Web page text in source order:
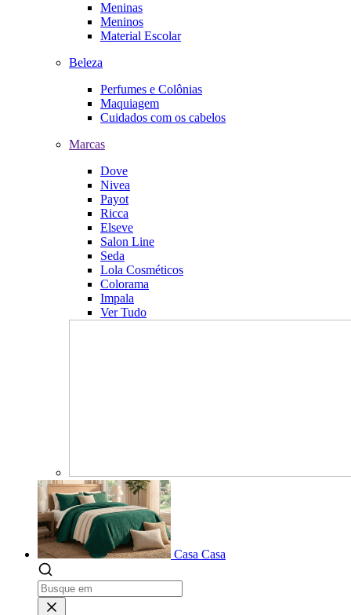
Meninas
Meninos
Material Escolar
Beleza
Perfumes e Colônias
Maquiagem
Cuidados com os cabelos
Marcas
Dove
Nivea
Payot
Ricca
Elseve
Salon Line
Seda
Lola Cosméticos
Colorama
Impala
Ver Tudo
Casa Casa